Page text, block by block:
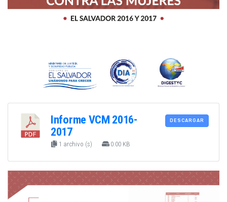
Informe VCM 2016-
2017
1 archivo (s) 0.00 KB
DESCARGAR